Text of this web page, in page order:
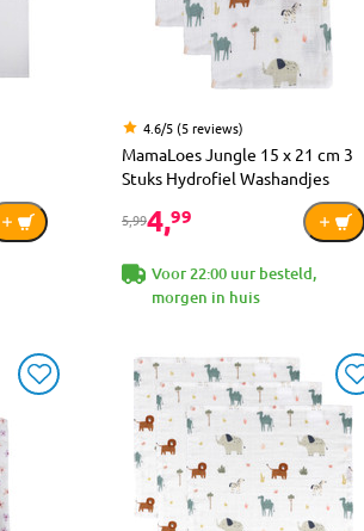
4.6/5 (5 reviews)
MamaLoes Jungle 15 x 21 cm 3
Stuks Hydrofiel Washandjes
5,994,99
Voor 22:00 uur besteld,
morgen in huis